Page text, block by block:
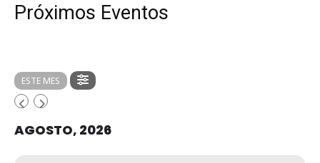
Próximos Eventos
ESTE MES
AGOSTO, 2026